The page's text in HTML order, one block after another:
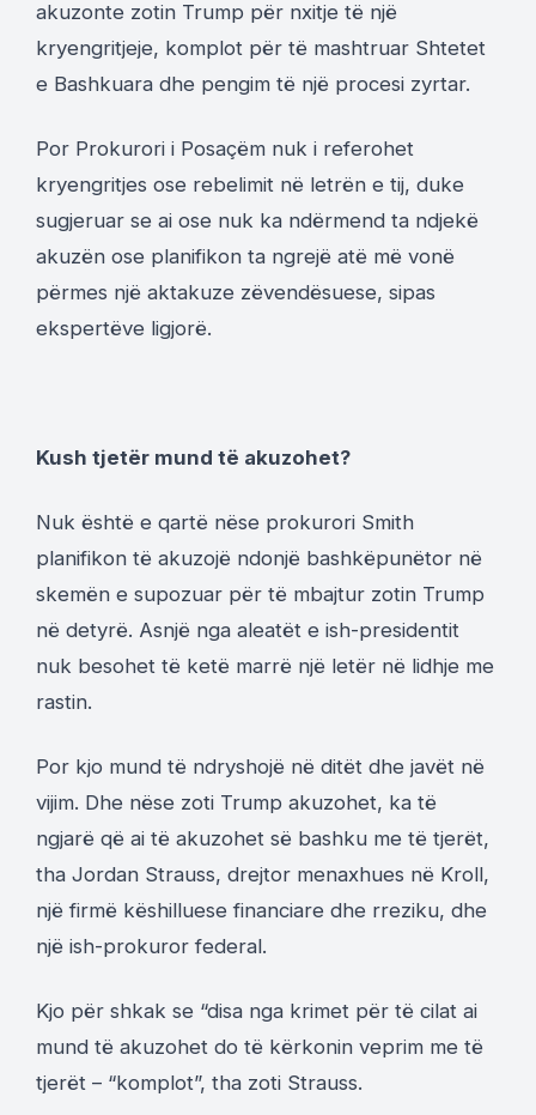
akuzonte zotin Trump për nxitje të një
kryengritjeje, komplot për të mashtruar Shtetet
e Bashkuara dhe pengim të një procesi zyrtar.
Por Prokurori i Posaçëm nuk i referohet
kryengritjes ose rebelimit në letrën e tij, duke
sugjeruar se ai ose nuk ka ndërmend ta ndjekë
akuzën ose planifikon ta ngrejë atë më vonë
përmes një aktakuze zëvendësuese, sipas
ekspertëve ligjorë.
Kush tjetër mund të akuzohet?
Nuk është e qartë nëse prokurori Smith
planifikon të akuzojë ndonjë bashkëpunëtor në
skemën e supozuar për të mbajtur zotin Trump
në detyrë. Asnjë nga aleatët e ish-presidentit
nuk besohet të ketë marrë një letër në lidhje me
rastin.
Por kjo mund të ndryshojë në ditët dhe javët në
vijim. Dhe nëse zoti Trump akuzohet, ka të
ngjarë që ai të akuzohet së bashku me të tjerët,
tha Jordan Strauss, drejtor menaxhues në Kroll,
një firmë këshilluese financiare dhe rreziku, dhe
një ish-prokuror federal.
Kjo për shkak se “disa nga krimet për të cilat ai
mund të akuzohet do të kërkonin veprim me të
tjerët – “komplot”, tha zoti Strauss.